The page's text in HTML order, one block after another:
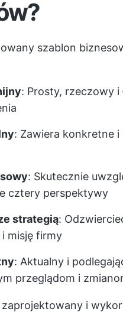
szablon
: Prosty, rzeczowy i
: Zawiera konkretne i
: Skutecznie
cztery perspektywy
strategią:
misję firmy
: Aktualny i
przeglądom i
i